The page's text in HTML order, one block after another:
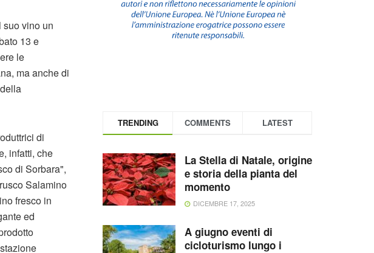
vino un
13 e
le
ma anche di
di
infatti, che
di Sorbara",
Salamino
fresco in
ed
TRENDING COMMENTS LATEST
La Stella di Natale, origine
e storia della pianta del
momento
DICEMBRE 17, 2025
A giugno eventi di
cicloturismo lungo i